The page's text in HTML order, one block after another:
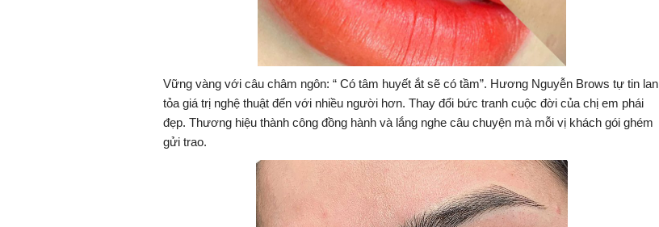
Vững vàng với câu châm ngôn: “ Có tâm huyết ắt sẽ có tầm”. Hương Nguyễn Brows tự tin lan
tỏa giá trị nghệ thuật đến với nhiều người hơn. Thay đổi bức tranh cuộc đời của chị em phái
đẹp. Thương hiệu thành công đồng hành và lắng nghe câu chuyện mà mỗi vị khách gói ghém
gửi trao.